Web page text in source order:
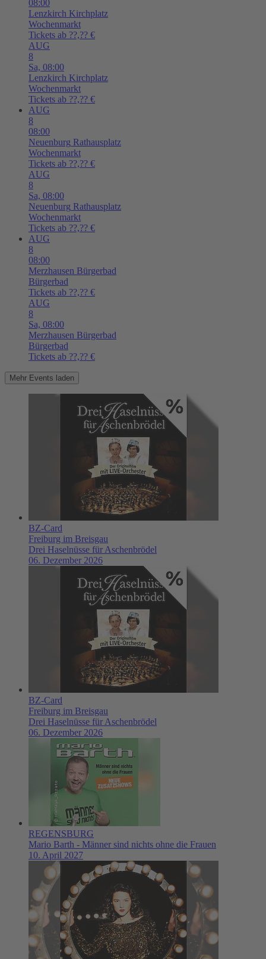
08:00
Lenzkirch Kirchplatz
Wochenmarkt
Tickets ab ??,?? €
AUG
8
Sa, 08:00
Lenzkirch Kirchplatz
Wochenmarkt
Tickets ab ??,?? €
AUG
8
08:00
Neuenburg Rathausplatz
Wochenmarkt
Tickets ab ??,?? €
AUG
8
Sa, 08:00
Neuenburg Rathausplatz
Wochenmarkt
Tickets ab ??,?? €
AUG
8
08:00
Merzhausen Bürgerbad
Bürgerbad
Tickets ab ??,?? €
AUG
8
Sa, 08:00
Merzhausen Bürgerbad
Bürgerbad
Tickets ab ??,?? €
Mehr Events laden
BZ-Card
Freiburg im Breisgau
Drei Haselnüsse für Aschenbrödel
06. Dezember 2026
BZ-Card
Freiburg im Breisgau
Drei Haselnüsse für Aschenbrödel
06. Dezember 2026
REGENSBURG
Mario Barth - Männer sind nichts ohne die Frauen
10. April 2027